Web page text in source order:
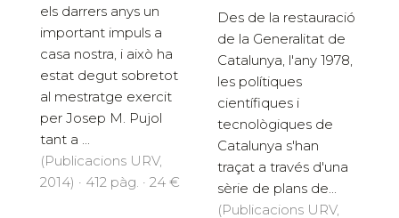
els darrers anys un
important impuls a
casa nostra, i això ha
estat degut sobretot
al mestratge exercit
per Josep M. Pujol
tant a ...
(Publicacions URV,
2014) · 412 pàg. · 24 €
Des de la restauració
de la Generalitat de
Catalunya, l'any 1978,
les polítiques
científiques i
tecnològiques de
Catalunya s'han
traçat a través d'una
sèrie de plans de...
(Publicacions URV,